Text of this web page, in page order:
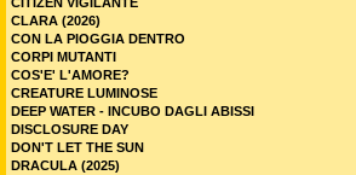
CLARA (2026)
CON LA PIOGGIA DENTRO
CORPI MUTANTI
COS'E' L'AMORE?
CREATURE LUMINOSE
DEEP WATER - INCUBO DAGLI ABISSI
DISCLOSURE DAY
DON'T LET THE SUN
DRACULA (2025)